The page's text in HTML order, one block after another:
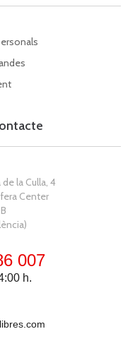
de la Culla, 4
Center
007
h.